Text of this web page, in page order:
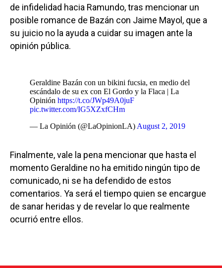
de infidelidad hacia Ramundo, tras mencionar un
posible romance de Bazán con Jaime Mayol, que a
su juicio no la ayuda a cuidar su imagen ante la
opinión pública.
Geraldine Bazán con un bikini fucsia, en medio del
escándalo de su ex con El Gordo y la Flaca | La
Opinión https://t.co/JWp49A0juF
pic.twitter.com/IG5XZxfCHm
— La Opinión (@LaOpinionLA) August 2, 2019
Finalmente, vale la pena mencionar que hasta el
momento Geraldine no ha emitido ningún tipo de
comunicado, ni se ha defendido de estos
comentarios. Ya será el tiempo quien se encargue
de sanar heridas y de revelar lo que realmente
ocurrió entre ellos.